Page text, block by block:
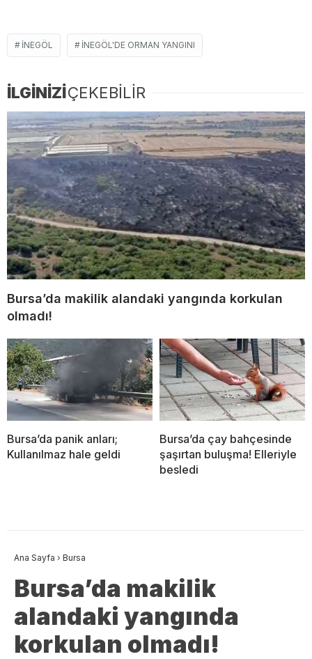
İNEGÖL İNEGÖL'DE ORMAN YANGINI
İLGİNİZİÇEKEBİLİR
Bursa’da makilik alandaki yangında korkulan
olmadı!
Bursa’da panik anları;
Kullanılmaz hale geldi
Bursa’da çay bahçesinde
şaşırtan buluşma! Elleriyle
besledi
Ana Sayfa › Bursa
Bursa’da makilik
alandaki yangında
korkulan olmadı!